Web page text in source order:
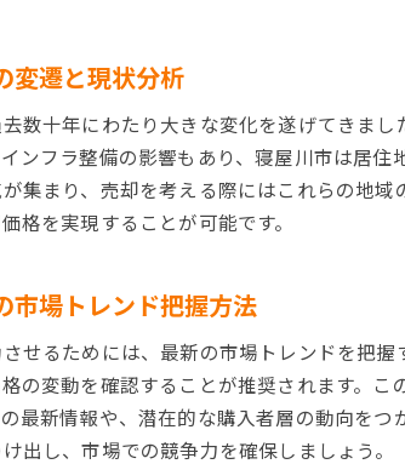
事前準備が成功を
賢く売却！寝屋川市の
ターゲットバイヤ
価格交渉を有利に
オープンハウス開
地域特性を活かし
地域特性を活かした寝
変遷と現状分析
数十年にわたり大きな変化を遂げてきま
ンフラ整備の影響もあり、寝屋川市は居
集まり、売却を考える際にはこれらの地
格を実現することが可能です。
市場トレンド把握方法
せるためには、最新の市場トレンドを把
の変動を確認することが推奨されます。
最新情報や、潜在的な購入者層の動向を
出し、市場での競争力を確保しましょう。